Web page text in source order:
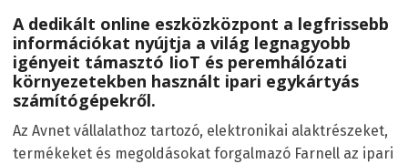
A dedikált online eszközközpont a legfrissebb
információkat nyújtja a világ legnagyobb
igényeit támasztó IioT és peremhálózati
környezetekben használt ipari egykártyás
számítógépekről.
Az Avnet vállalathoz tartozó, elektronikai alaktrészeket,
termékeket és megoldásokat forgalmazó Farnell az ipari